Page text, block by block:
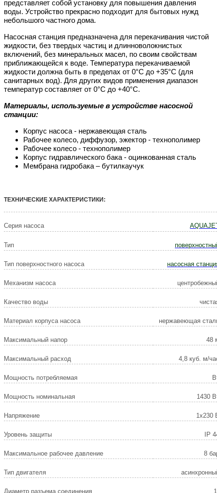
представляет собой установку для повышения давления
воды. Устройство прекрасно подходит для бытовых нужд
небольшого частного дома.
Насосная станция предназначена для перекачивания чистой
жидкости, без твердых частиц и длинноволокнистых
включений, без минеральных масел, по своим свойствам
приближающейся к воде. Температура перекачиваемой
жидкости должна быть в пределах от 0°С до +35°С (для
санитарных вод). Для других видов применения диапазон
температур составляет от 0°С до +40°С.
Материалы, используемые в устройстве насосной
станции:
Корпус насоса - нержавеющая сталь
Рабочее колесо, диффузор, эжектор - технополимер
Рабочее колесо - технополимер
Корпус гидравлического бака - оцинкованная сталь
Мембрана гидробака – бутилкаучук
ТЕХНИЧЕСКИЕ ХАРАКТЕРИСТИКИ:
Серия насоса
Тип
Тип поверхностного насоса насосная
Механизм насоса
Качество воды
Материал корпуса насоса нержавеющая
Максимальный напор 48
Максимальный расход 4,8 куб. м/
Мощность потребляемая
Мощность номинальная 1430
Напряжение 1х230
Уровень защиты IP
Максимальное рабочее давление 8
Тип двигателя
Диаметр разъема соединения